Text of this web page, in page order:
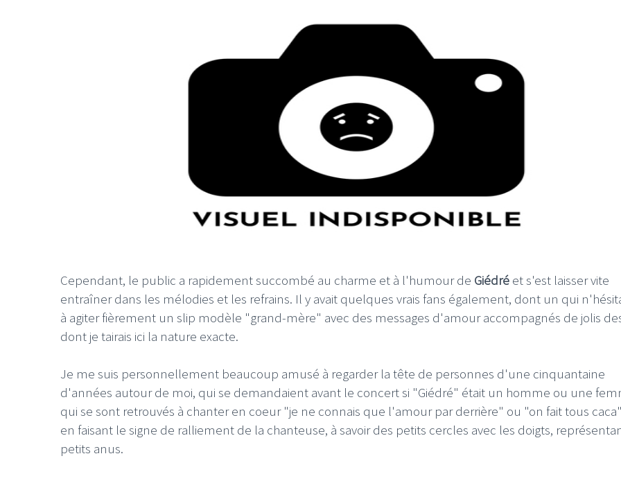
Cependant, le public a rapidement succombé au charme et à l'humour de Giédré et s'est laisser vite
entraîner dans les mélodies et les refrains. Il y avait quelques vrais fans également, dont un qui
à agiter fièrement un slip modèle "grand-mère" avec des messages d'amour accompagnés de jolis
dont je tairais ici la nature exacte.
Je me suis personnellement beaucoup amusé à regarder la tête de personnes d'une cinquantaine
d'années autour de moi, qui se demandaient avant le concert si "Giédré" était un homme ou une
qui se sont retrouvés à chanter en coeur "je ne connais que l'amour par derrière" ou "on fait tous
en faisant le signe de ralliement de la chanteuse, à savoir des petits cercles avec les doigts,
petits anus.